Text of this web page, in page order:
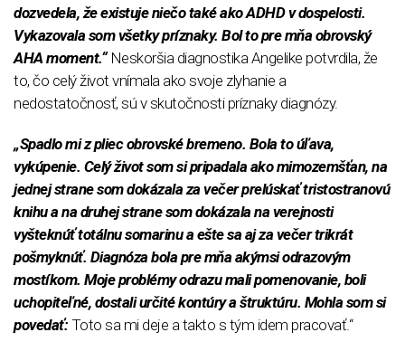
dozvedela, že existuje niečo také ako ADHD v dospelosti.
Vykazovala som všetky príznaky. Bol to pre mňa obrovský
AHA moment.“Neskoršia diagnostika Angelike potvrdila, že
to, čo celý život vnímala ako svoje zlyhanie a
nedostatočnosť, sú v skutočnosti príznaky diagnózy.
„Spadlo mi z pliec obrovské bremeno. Bola to úľava,
vykúpenie. Celý život som si pripadala ako mimozemšťan, na
jednej strane som dokázala za večer prelúskať tristostranovú
knihu a na druhej strane som dokázala na verejnosti
vyšteknúť totálnu somarinu a ešte sa aj za večer trikrát
pošmyknúť. Diagnóza bola pre mňa akýmsi odrazovým
mostíkom. Moje problémy odrazu mali pomenovanie, boli
uchopiteľné, dostali určité kontúry a štruktúru. Mohla som si
povedať: Toto sa mi deje a takto s tým idem pracovať.“